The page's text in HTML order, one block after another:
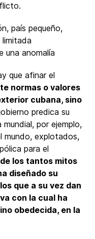
país pequeño,
una anomalía
que afinar el
normas o valores
cubana, sino
predica su
por ejemplo,
mundo, explotados,
para el
los tantos mitos
diseñado su
que a su vez dan
con la cual ha
obedecida, en la